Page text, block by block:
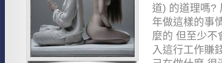
道) 的道理嗎?
年做這樣的事
麼的 但至少不
入這行工作賺